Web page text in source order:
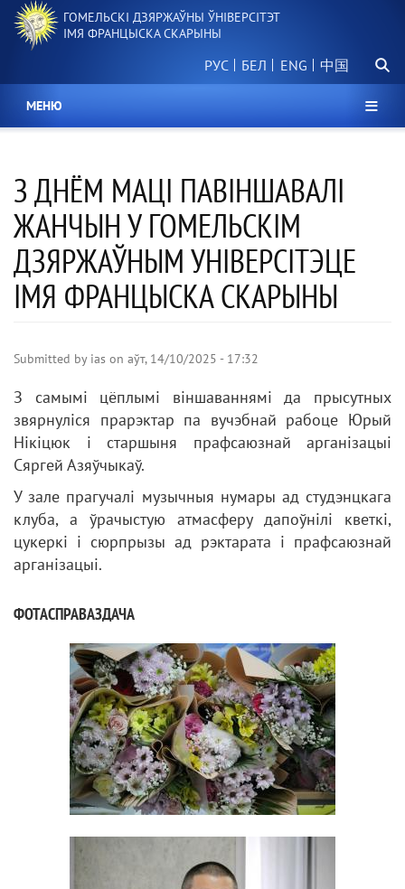
Перайсці
асноўнага
ГОМЕЛЬСКІ ДЗЯРЖАЎНЫ ЎНІВЕРСІТЭТ
ІМЯ ФРАНЦЫСКА СКАРЫНЫ
РУС БЕЛ 中国
МЕНЮ
З ДНЁМ МАЦІ ПАВІНШАВАЛІ
ЖАНЧЫН У ГОМЕЛЬСКІМ
ДЗЯРЖАЎНЫМ УНІВЕРСІТЭЦЕ
ІМЯ ФРАНЦЫСКА СКАРЫНЫ
Submitted by ias on аўт, 14/10/2025 - 17:32
З самымі цёплымі віншаваннямі да прысутных
звярнуліся прарэктар па вучэбнай рабоце Юрый
Нікіцюк і старшыня прафсаюзнай арганізацыі
Сяргей Азяўчыкаў.
У зале прагучалі музычныя нумары ад студэнцкага
клуба, а ўрачыстую атмасферу дапоўнілі кветкі,
цукеркі і сюрпрызы ад рэктарата і прафсаюзнай
арганізацыі.
ФОТАСПРАВАЗДАЧА